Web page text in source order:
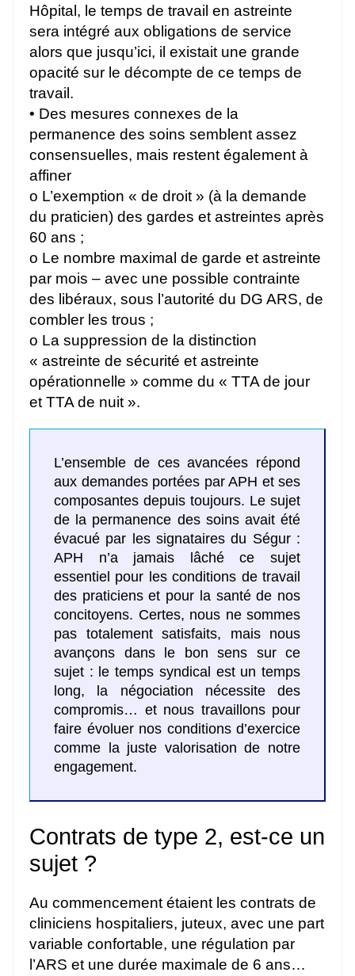
Hôpital, le temps de travail en astreinte
sera intégré aux obligations de service
alors que jusqu’ici, il existait une grande
opacité sur le décompte de ce temps de
travail.
• Des mesures connexes de la
permanence des soins semblent assez
consensuelles, mais restent également à
affiner
o L’exemption « de droit » (à la demande
du praticien) des gardes et astreintes après
60 ans ;
o Le nombre maximal de garde et astreinte
par mois – avec une possible contrainte
des libéraux, sous l’autorité du DG ARS, de
combler les trous ;
o La suppression de la distinction
« astreinte de sécurité et astreinte
opérationnelle » comme du « TTA de jour
et TTA de nuit ».
L’ensemble de ces avancées répond
aux demandes portées par APH et ses
composantes depuis toujours. Le sujet
de la permanence des soins avait été
évacué par les signataires du Ségur :
APH n’a jamais lâché ce sujet
essentiel pour les conditions de travail
des praticiens et pour la santé de nos
concitoyens. Certes, nous ne sommes
pas totalement satisfaits, mais nous
avançons dans le bon sens sur ce
sujet : le temps syndical est un temps
long, la négociation nécessite des
compromis… et nous travaillons pour
faire évoluer nos conditions d’exercice
comme la juste valorisation de notre
engagement.
Contrats de type 2, est-ce un
sujet ?
Au commencement étaient les contrats de
cliniciens hospitaliers, juteux, avec une part
variable confortable, une régulation par
l’ARS et une durée maximale de 6 ans…